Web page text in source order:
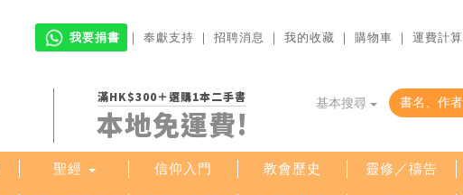
我要捐書 ｜ 奉獻支持 ｜ 招聘消息 ｜ 我的收藏 ｜ 購物車 ｜ 運費計算
滿HK$300＋選購1本二手書
本地免運費!
基本搜尋
聖經 信仰入門 教會歷史 靈修／禱告